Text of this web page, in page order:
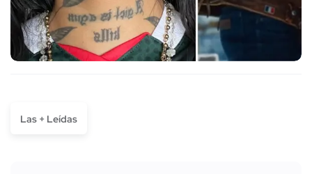
Las + Leídas